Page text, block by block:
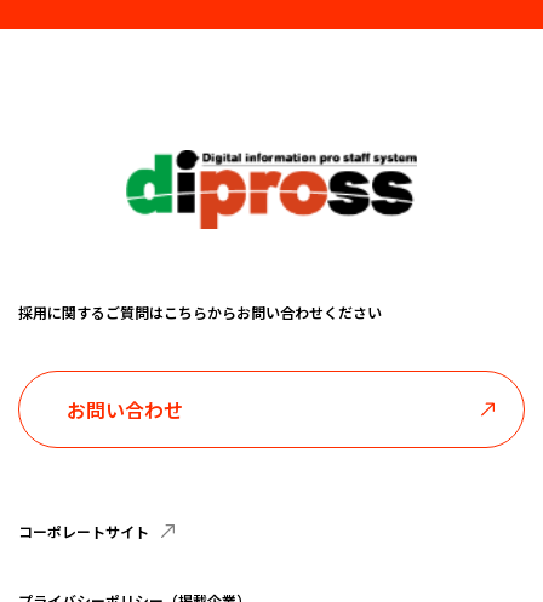
採用に関するご質問はこちらからお問い合わせください
お問い合わせ
コーポレートサイト